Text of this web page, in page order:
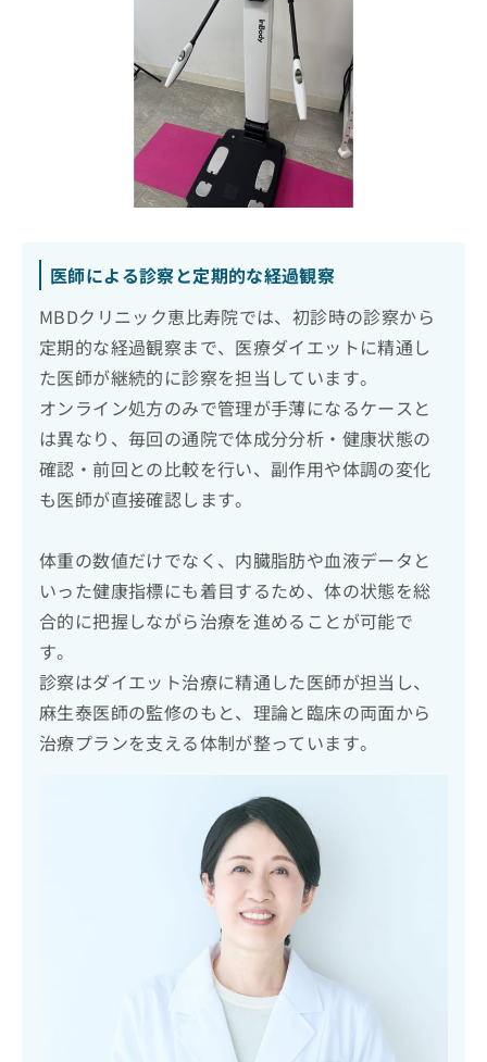
医師による診察と定期的な経過観察
MBDクリニック恵比寿院では、初診時の診察から
定期的な経過観察まで、医療ダイエットに精通し
た医師が継続的に診察を担当しています。
オンライン処方のみで管理が手薄になるケースと
は異なり、毎回の通院で体成分分析・健康状態の
確認・前回との比較を行い、副作用や体調の変化
も医師が直接確認します。
体重の数値だけでなく、内臓脂肪や血液データと
いった健康指標にも着目するため、体の状態を総
合的に把握しながら治療を進めることが可能で
す。
診察はダイエット治療に精通した医師が担当し、
麻生泰医師の監修のもと、理論と臨床の両面から
治療プランを支える体制が整っています。